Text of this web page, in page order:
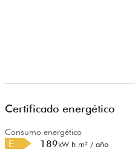
Certificado energético
Consumo energético
E 189kW h m² / año